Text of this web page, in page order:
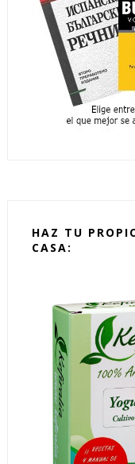
HAZ TU
CASA: